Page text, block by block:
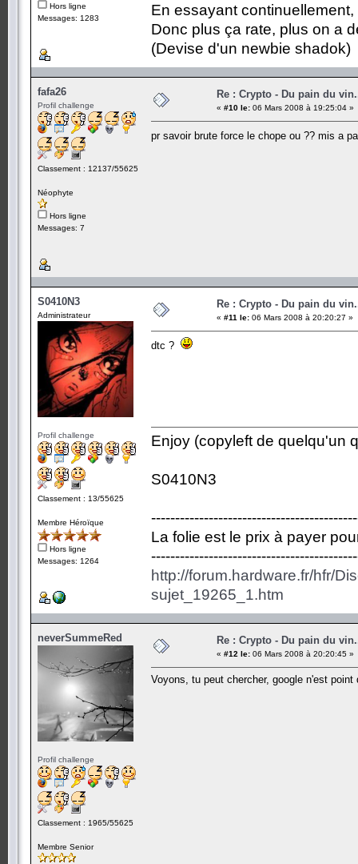
Hors ligne
Messages: 1283
En essayant
Donc plus ça rate, plus on a
(Devise d'un newbie shadok)
fafa26
Profil challenge
Classement : 12137/55625
Néophyte
Hors ligne
Messages: 7
Re : Crypto - Du pain du
« #10 le: 06 Mars 2008 à 19:25:04 »
pr savoir brute force le chope ou ?? mis a
S0410N3
Administrateur
Profil challenge
Classement : 13/55625
Membre Héroïque
Hors ligne
Messages: 1264
Re : Crypto - Du pain du
« #11 le: 06 Mars 2008 à 20:20:27 »
dtc ?
Enjoy (copyleft de quelqu'un
S0410N3
La folie est le prix à payer
http://forum.hardware.fr/hfr/
sujet_19265_1.htm
neverSummeRed
Profil challenge
Classement : 1965/55625
Membre Senior
Re : Crypto - Du pain du
« #12 le: 06 Mars 2008 à 20:20:45 »
Voyons, tu peut chercher, google n'est